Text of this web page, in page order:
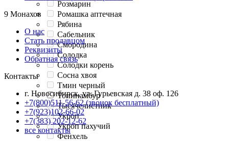
Розмарин
Ромашка аптечная
Рябина
Сабельник
Смородина
Солодка
Солодки корень
Сосна хвоя
Тмин черный
Топинамбур
Тысячелистник
Укроп
Укроп пахучий
Фенхель
9 Монахов
О нас
Стать продавцом
Реквизиты
Обратная связь
Контакты
г. Новосибирск, ул. Гурьевская д. 38 оф. 126
+7(800)511-56-62 (звонок бесплатный)
+7(923)102-66-02
+7(383) 202-12-62
все контакты